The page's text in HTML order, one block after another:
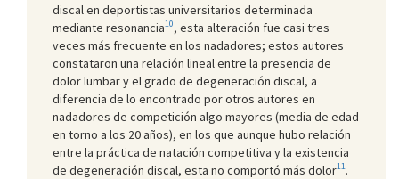
discal en deportistas universitarios determinada
mediante resonancia10, esta alteración fue casi tres
veces más frecuente en los nadadores; estos autores
constataron una relación lineal entre la presencia de
dolor lumbar y el grado de degeneración discal, a
diferencia de lo encontrado por otros autores en
nadadores de competición algo mayores (media de edad
en torno a los 20 años), en los que aunque hubo relación
entre la práctica de natación competitiva y la existencia
de degeneración discal, esta no comportó más dolor11.